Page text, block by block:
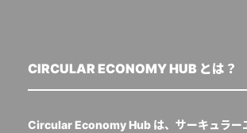
CIRCULAR ECONOMY HUB とは？
Circular Economy Hub は、サーキュラー